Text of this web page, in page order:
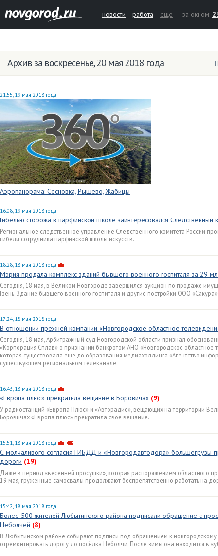
новости работа ещё за окном:
Архив за воскресенье, 20 мая 2018 года
21:55, 19 мая 2018 года
Аэропанорама: Сосновка, Рышево, Жабицы
16:08, 19 мая 2018 года
Гибелью сторожа в парфинской школе заинтересовался Следственный
Региональное следственное управление Следственного комитета России
гибели сотрудника парфинской школы искусств.
18:28, 18 мая 2018 года
Мэрия продала комплекс зданий бывшего военного госпиталя за 29
Сегодня, 18 мая, в Великом Новгороде завершился аукцион по продаже
Гзень. Здание бывшего военного госпиталя и другие постройки ООО
17:24, 18 мая 2018 года
В отношении прежней компании «Новгородское областное
Сегодня, 18 мая, Арбитражный суд Новгородской области признал
«Корпорация Сплав» о признании банкротом АНО «Новгородское областное
которая существовала ещё до образования медиахолдинга «Агентство
существующем региональном телеканале.
16:43, 18 мая 2018 года
«Европа плюс» прекратила вещание в Боровичах (9)
У радиостанций «Европа Плюс» и «Авторадио», вещающих на территории
Боровичах «Европа плюс» прекратила своё вещание.
15:51, 18 мая 2018 года
С молчаливого согласия ГИБДД и «Новгородавтодора» большегрузы
дороги (19)
Даже в период «весенней просушки», которая распоряжением областного
19 мая, груженные самосвалы продолжают беспрепятственно работать на
15:42, 18 мая 2018 года
Более 500 жителей Любытинского района подписали обращение с
Неболчей (8)
В Любытинском районе собирают подписи под обращением к новгородскому
отремонтировать дорогу до посёлка Неболчи. После зимы она находится в